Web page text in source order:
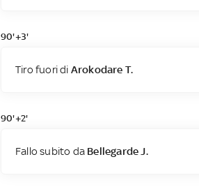
90'+3'
Tiro fuori di Arokodare T.
90'+2'
Fallo subito da Bellegarde J.